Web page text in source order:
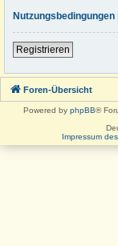
Nutzungsbedingungen
Registrieren
Foren-Übersicht
Powered by phpBB®
Impressum